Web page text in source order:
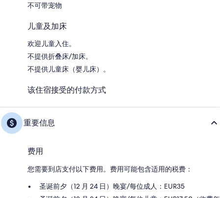
不可带宠物
儿童及加床
欢迎儿童入住。
不提供折叠床/加床。
不提供儿童床（婴儿床）。
该住宿接受的付款方式
重要信息
费用
您需要到店支付以下费用。费用可能包含适用的税费：
圣诞前夕（12 月 24 日）晚宴/每位成人：EUR35